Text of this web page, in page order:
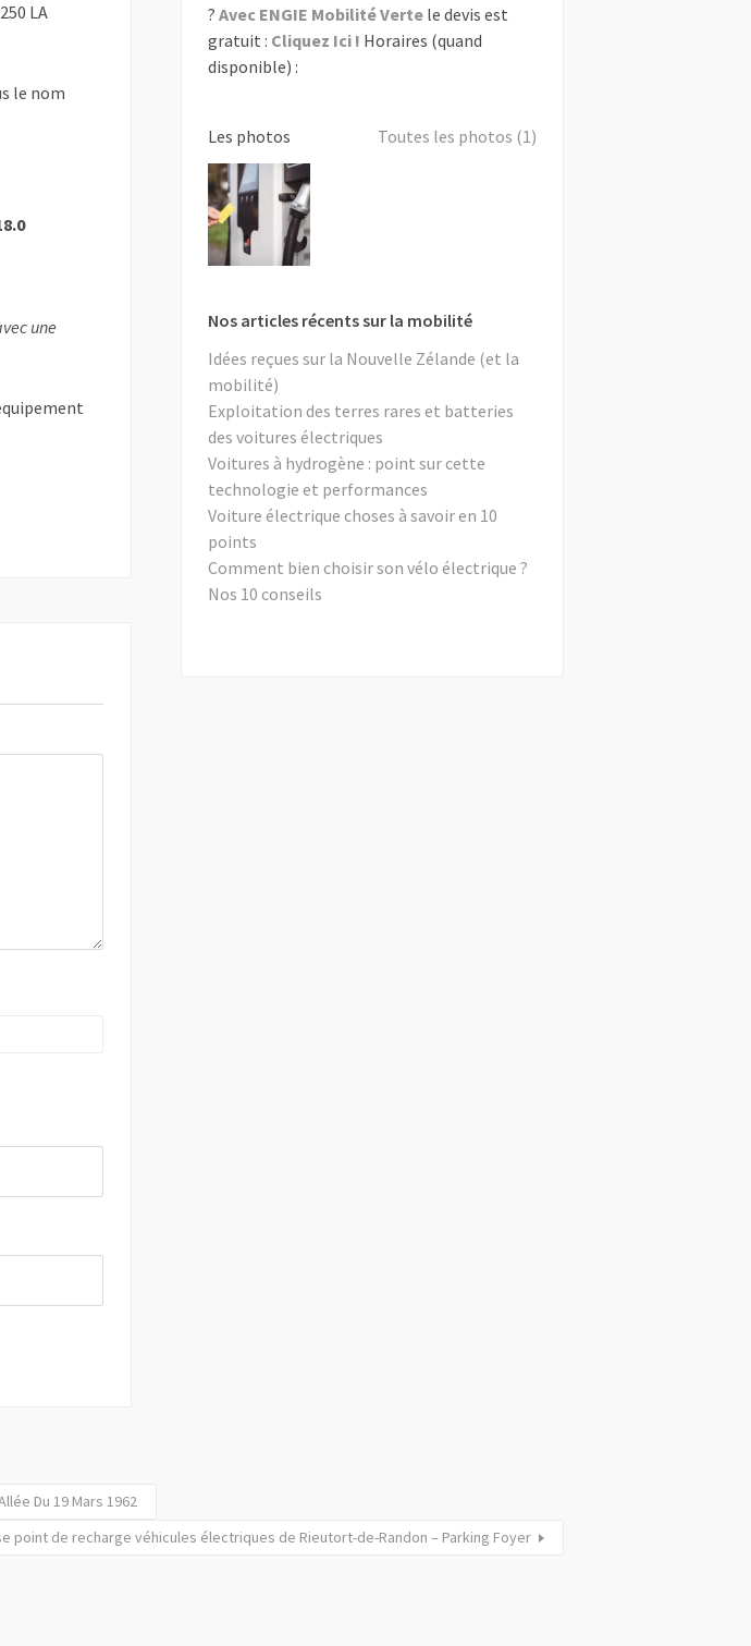
LA
le nom
une
? Avec ENGIE Mobilité Vertele devis est
gratuit : Cliquez Ici ! Horaires (quand
disponible) :
Les photos Toutes les photos (1)
Nos articles récents sur la mobilité
Idées reçues sur la Nouvelle Zélande (et la
mobilité)
Exploitation des terres rares et batteries
des voitures électriques
Voitures à hydrogène : point sur cette
technologie et performances
Voiture électrique choses à savoir en 10
points
Comment bien choisir son vélo électrique ?
Nos 10 conseils
Du 19 Mars 1962
point de recharge véhicules électriques de Rieutort-de-Randon – Parking Foyer